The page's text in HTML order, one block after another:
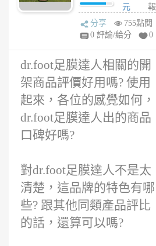
元
6
年
報
分享
755點閱
0 評論/給分
0
dr.foot足膜達人相關的開
架商品評價好用嗎? 使用
起來，各位的感覺如何，
dr.foot足膜達人出的商品
口碑好嗎?
對dr.foot足膜達人不是太
清楚，這品牌的特色有哪
些? 跟其他同類產品評比
的話，還算可以嗎?